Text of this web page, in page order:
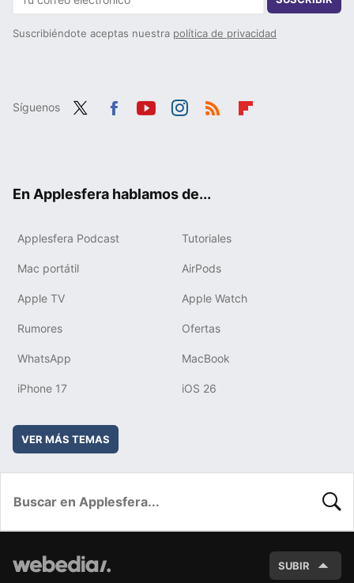
Suscribiéndote aceptas nuestra política de privacidad
Síguenos
En Applesfera hablamos de...
Applesfera Podcast Tutoriales
Mac portátil AirPods
Apple TV Apple Watch
Rumores Ofertas
WhatsApp MacBook
iPhone 17 iOS 26
VER MÁS TEMAS
SUBIR